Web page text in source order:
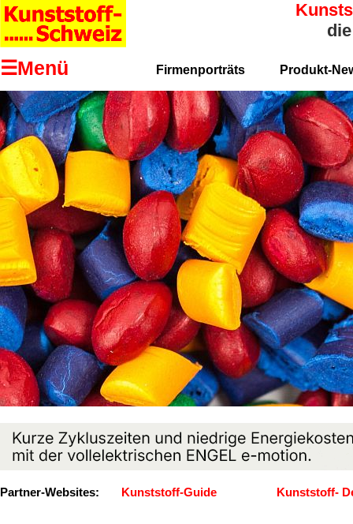
Partner-Websites: Kunststoff-Guide Kunststoff-
☰Menü Firmenporträts Produkt-